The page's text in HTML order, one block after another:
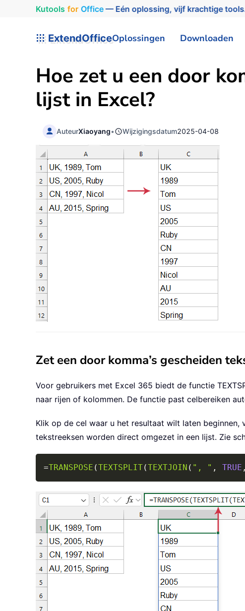
Kutools for Office— Eén oplossing, vijf krachtige
ExtendOfficeOplossingen Downloaden
Hoe zet u een door
lijst in Excel?
AuteurXiaoyang• Wijzigingsdatum2025-04-08
Zet een door komma’s gescheiden
Voor gebruikers met Excel 365 biedt de functie
naar rijen of kolommen. De functie past celbereiken
Klik op de cel waar u het resultaat wilt laten beginnen,
tekstreeksen worden direct omgezet in een lijst. Zie
=TRANSPOSE (TEXTSPLIT(TEXTJOIN ( ", " , TRUE ,